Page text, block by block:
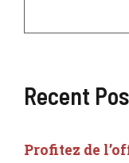
Recent
Profitez de